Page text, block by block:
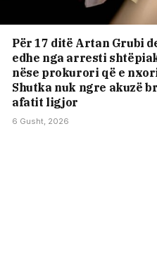
Për 17 ditë Artan Grubi
edhe nga arresti
nëse prokurori që e
Shutka nuk ngre akuzë
afatit ligjor
6 Gusht, 2026